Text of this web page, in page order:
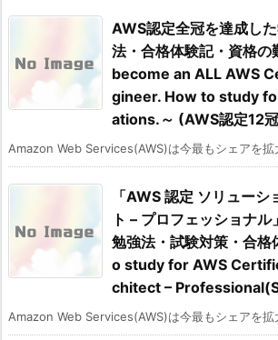
AWS認定全冠を達成し
法・合格体験記・資格
become an ALL AWS
gineer. How to study
ations.～ (AWS認定12
Amazon Web Services(AWS)は今最もシェアを拡
「AWS 認定 ソリューシ
ト – プロフェッショナル
勉強法・試験対策・合
o study for AWS
chitect –
Amazon Web Services(AWS)は今最もシェアを拡